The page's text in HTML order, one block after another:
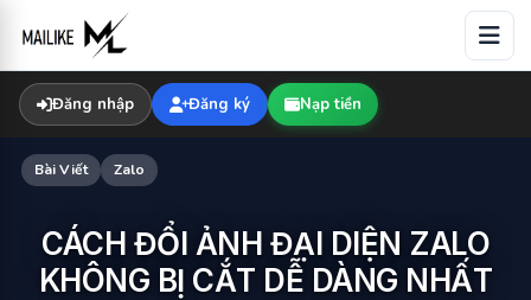
content
Đăng nhập Đăng ký Nạp tiền
Bài Viết Zalo
CÁCH ĐỔI ẢNH ĐẠI DIỆN ZALO
KHÔNG BỊ CẮT DỄ DÀNG NHẤT